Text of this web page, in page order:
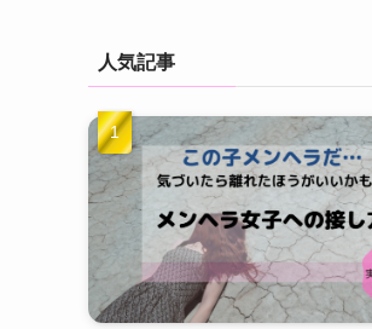
人気記事